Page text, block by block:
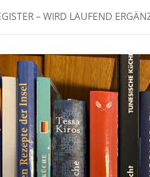
– WIRD LAUFEND